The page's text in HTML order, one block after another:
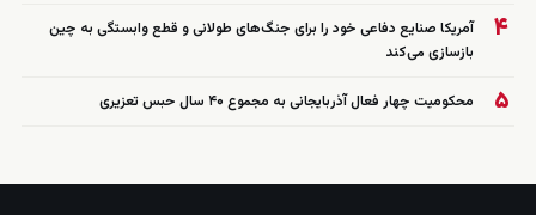
۴
آمریکا صنایع دفاعی خود را برای جنگ‌های طولانی و قطع وابستگی به چین
بازسازی می‌کند
۵ محکومیت چهار فعال آذربایجانی به مجموع ۴۰ سال حبس تعزیری